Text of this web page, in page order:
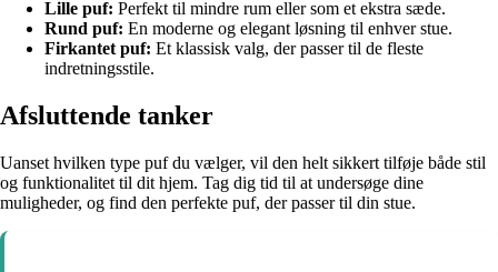
Lille puf: Perfekt til mindre rum eller som et ekstra sæde.
Rund puf: En moderne og elegant løsning til enhver stue.
Firkantet puf: Et klassisk valg, der passer til de fleste
indretningsstile.
Afsluttende tanker
Uanset hvilken type puf du vælger, vil den helt sikkert tilføje både stil
og funktionalitet til dit hjem. Tag dig tid til at undersøge dine
muligheder, og find den perfekte puf, der passer til din stue.